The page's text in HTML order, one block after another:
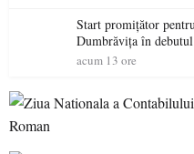
Start promițător
Dumbrăvița în
acum 13 ore